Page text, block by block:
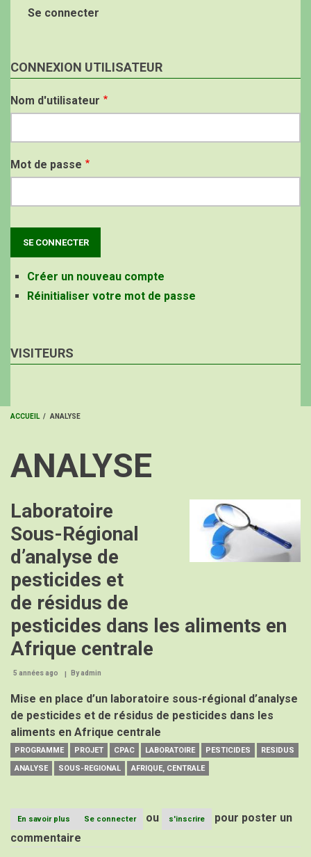
Se connecter
CONNEXION UTILISATEUR
Nom d'utilisateur
Mot de passe
Créer un nouveau compte
Réinitialiser votre mot de passe
VISITEURS
D'ARIANE
ACCUEIL / ANALYSE
ANALYSE
Laboratoire
Sous-Régional
d’analyse de
pesticides et
de résidus de
pesticides dans les aliments en
Afrique centrale
5 années ago Byadmin
Mise en place d’un laboratoire sous-régional d’analyse
de pesticides et de résidus de pesticides dans les
aliments en Afrique centrale
PROGRAMME PROJET CPAC LABORATOIRE PESTICIDES
RESIDUS
ANALYSE
SOUS-REGIONAL AFRIQUE, CENTRALE
En savoir plus
Laboratoire
Sous-
Se connecter ou s'inscrire
pour poster un
commentaire